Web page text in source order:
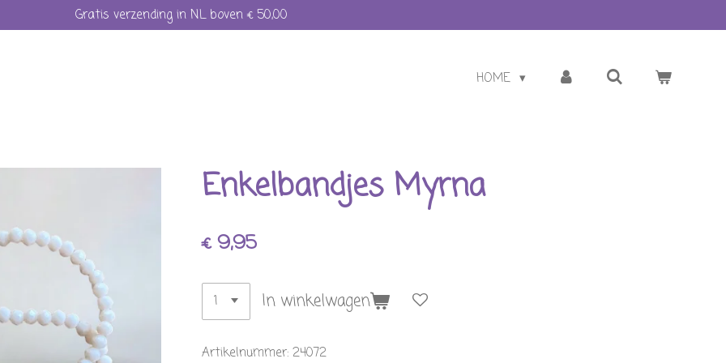
Gratis verzending in NL boven € 50,00
HOME
Enkelbandjes Myrna
€ 9,95
In winkelwagen
Artikelnummer: 24072